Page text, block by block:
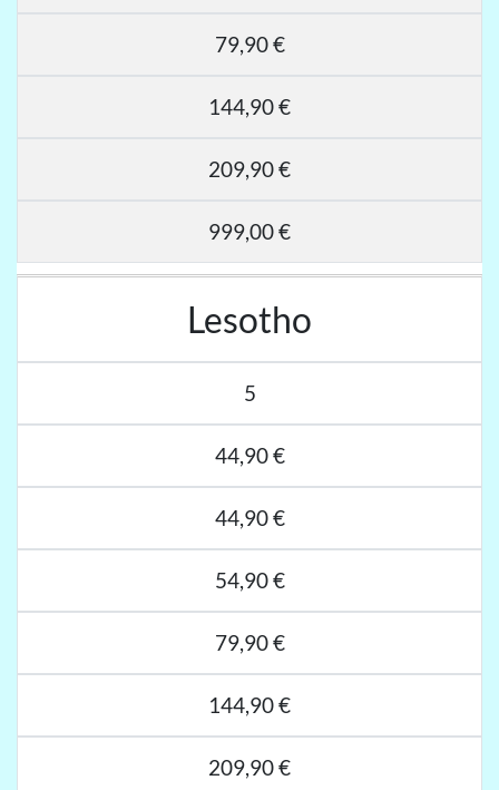
79,90 €
144,90 €
209,90 €
999,00 €
Lesotho
5
44,90 €
44,90 €
54,90 €
79,90 €
144,90 €
209,90 €